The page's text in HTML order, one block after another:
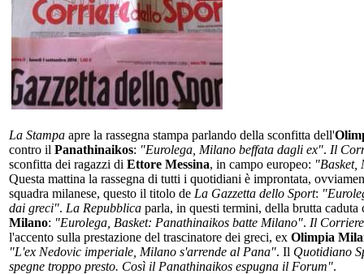
La Stampa apre la rassegna stampa parlando della sconfitta dell'
contro il Panathinaikos: "Eurolega, Milano beffata dagli ex". Il
sconfitta dei ragazzi di Ettore Messina, in campo europeo: "Basket,
Questa mattina la rassegna di tutti i quotidiani è improntata,
squadra milanese, questo il titolo de La Gazzetta dello Sport:
dai greci". La Repubblica parla, in questi termini, della brutta caduta
Milano: "Eurolega, Basket: Panathinaikos batte Milano". Il
l'accento sulla prestazione del trascinatore dei greci, ex Olimpia
"L'ex Nedovic imperiale, Milano s'arrende al Pana". Il Quotidiano
spegne troppo presto. Così il Panathinaikos espugna il Forum".